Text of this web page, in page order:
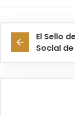
El Sello
Social